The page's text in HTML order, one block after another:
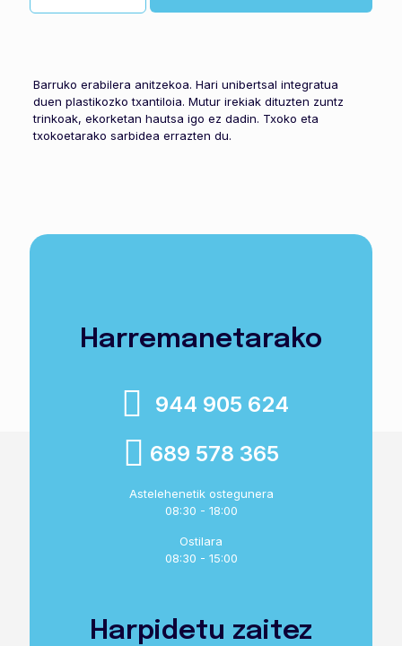
firenza
Barruko erabilera anitzekoa. Hari unibertsal integratua
duen plastikozko txantiloia. Mutur irekiak dituzten zuntz
trinkoak, ekorketan hautsa igo ez dadin. Txoko eta
txokoetarako sarbidea errazten du.
Harremanetarako
944 905 624
689 578 365
Astelehenetik ostegunera
08:30 - 18:00
Ostilara
08:30 - 15:00
Harpidetu zaitez